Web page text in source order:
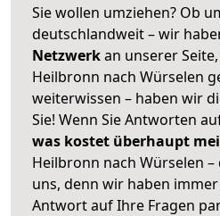
Sie wollen umziehen? Ob
deutschlandweit – wir
Netzwerkan unserer
Heilbronn nach Würselen
weiterwissen – haben wir
Sie! Wenn Sie Antworten
was kostet überhaupt
Heilbronn nach Würselen –
uns, denn wir haben
Antwort auf Ihre Fragen